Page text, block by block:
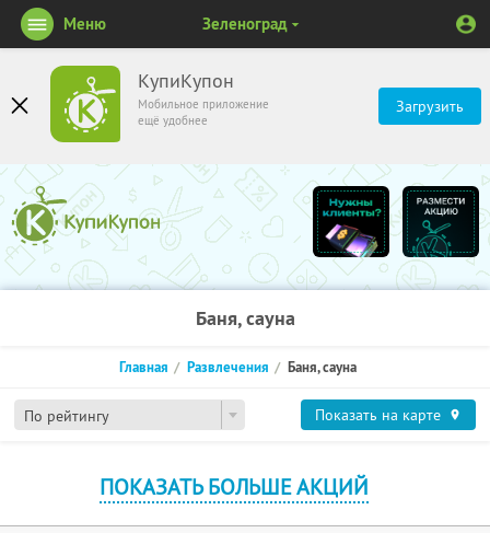
КупиКупон
Мобильное приложение
ещё удобнее
Загрузить
Меню Зеленоград
Баня, сауна
По рейтингу
Главная Развлечения Баня, сауна
Показать на карте
ПОКАЗАТЬ БОЛЬШЕ АКЦИЙ